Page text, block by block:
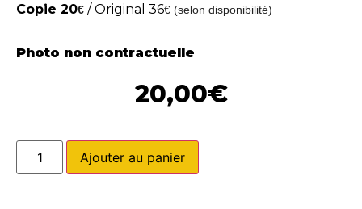
Copie 20€ / Original 36€ (selon disponibilité)
Photo non contractuelle
20,00€
Ajouter au panier